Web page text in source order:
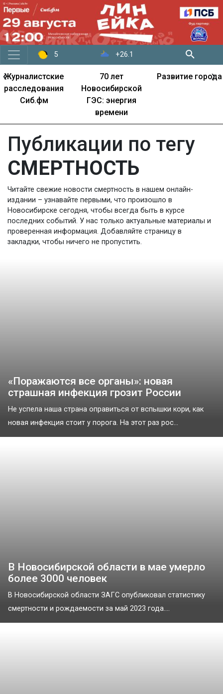
5 +26.1
Журналистские
расследования
Сиб.фм
70 лет
Новосибирской
ГЭС: энергия
времени
Развитие города
‹ ›
Публикации по тегу
СМЕРТНОСТЬ
Читайте свежие новости смертность в нашем онлайн-
издании – узнавайте первыми, что произошло в
Новосибирске сегодня, чтобы всегда быть в курсе
последних событий. У нас только актуальные материалы и
проверенная информация. Добавляйте страницу в
закладки, чтобы ничего не пропустить.
«Поражаются все органы»: новая
страшная инфекция грозит России
Не успела наша страна оправиться от вспышки кори, как
новая инфекция стоит у порога. На этот раз рос...
В Новосибирской области в мае умерло
более 3000 человек
В Новосибирской области ЗАГС опубликовал статистику
смертности и рождаемости за май 2023 года....